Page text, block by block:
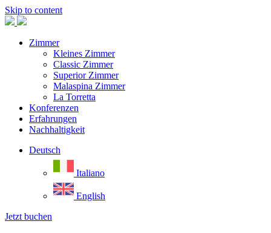
Skip to content
Zimmer
Kleines Zimmer
Classic Zimmer
Superior Zimmer
Malaspina Zimmer
La Torretta
Konferenzen
Erfahrungen
Nachhaltigkeit
Deutsch
Italiano
English
Jetzt buchen